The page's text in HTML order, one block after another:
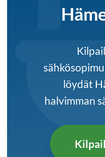
löydät
halvimman